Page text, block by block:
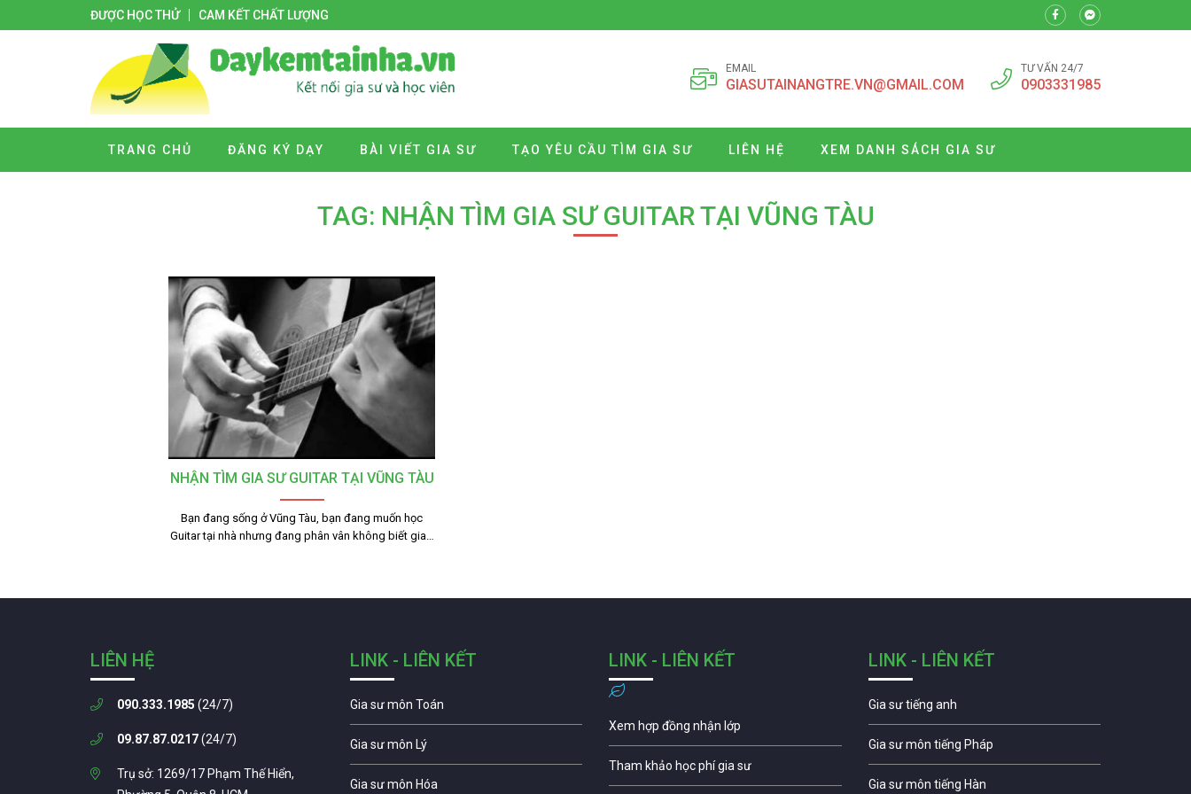
ĐƯỢC HỌC THỬ CAM KẾT CHẤT LƯỢNG
EMAIL
GIASUTAINANGTRE.VN@GMAIL.COM
TƯ VẤN 24/7
0903331985
TRANG CHỦ ĐĂNG KÝ DẠY BÀI VIẾT GIA SƯ TẠO YÊU CẦU TÌM GIA SƯ LIÊN HỆ XEM DANH SÁCH GIA SƯ
TAG: NHẬN TÌM GIA SƯ GUITAR TẠI VŨNG TÀU
NHẬN TÌM GIA SƯ GUITAR TẠI VŨNG TÀU
Bạn đang sống ở Vũng Tàu, bạn đang muốn học
Guitar tại nhà nhưng đang phân vân không biết gia…
LIÊN HỆ
090.333.1985 (24/7)
09.87.87.0217(24/7)
Trụ sở: 1269/17 Phạm Thế Hiển,
LINK - LIÊN KẾT
Gia sư môn Toán
Gia sư môn Lý
Gia sư môn Hóa
LINK - LIÊN KẾT
Xem hợp đồng nhận lớp
Tham khảo học phí gia sư
LINK - LIÊN KẾT
Gia sư tiếng anh
Gia sư môn tiếng Pháp
Gia sư môn tiếng Hàn